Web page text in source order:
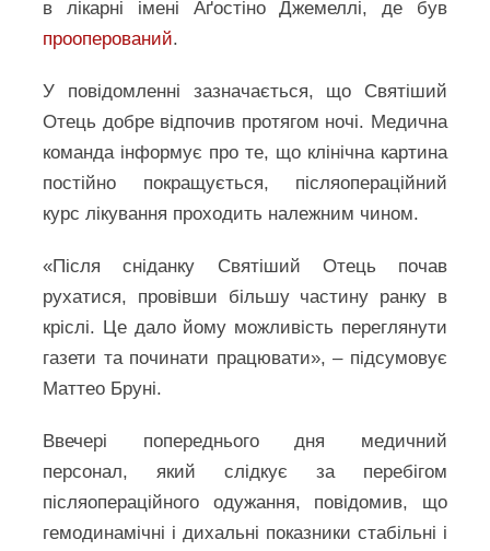
в лікарні імені Аґостіно Джемеллі, де був
прооперований.
У повідомленні зазначається, що Святіший
Отець добре відпочив протягом ночі. Медична
команда інформує про те, що клінічна картина
постійно покращується, післяопераційний
курс лікування проходить належним чином.
«Після сніданку Святіший Отець почав
рухатися, провівши більшу частину ранку в
кріслі. Це дало йому можливість переглянути
газети та починати працювати», – підсумовує
Маттео Бруні.
Ввечері попереднього дня медичний
персонал, який слідкує за перебігом
післяопераційного одужання, повідомив, що
гемодинамічні і дихальні показники стабільні і